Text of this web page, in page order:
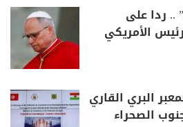
.. ردا على
الأمريكي
البري القاري
الصحراء